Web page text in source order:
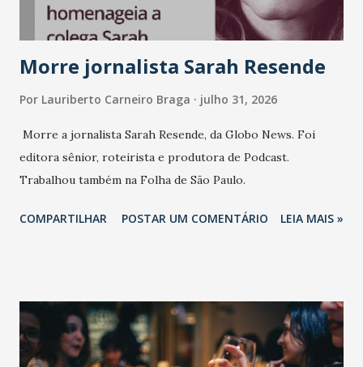
Morre jornalista Sarah Resende
Por Lauriberto Carneiro Braga julho 31, 2026
Morre a jornalista Sarah Resende, da Globo News. Foi
editora sênior, roteirista e produtora de Podcast.
Trabalhou também na Folha de São Paulo.
COMPARTILHAR POSTAR UM COMENTÁRIO LEIA MAIS »